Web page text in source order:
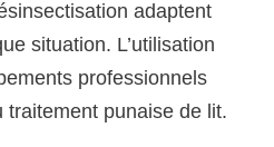
adaptent
situation. L’utilisation
professionnels
traitement punaise de lit.